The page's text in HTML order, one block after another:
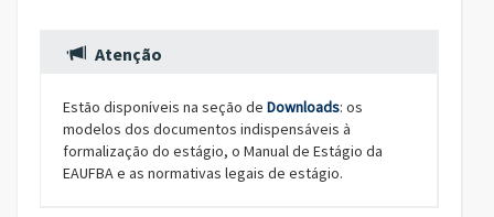
Atenção
Estão disponíveis na seção de Downloads: os
modelos dos documentos indispensáveis à
formalização do estágio, o Manual de Estágio da
EAUFBA e as normativas legais de estágio.